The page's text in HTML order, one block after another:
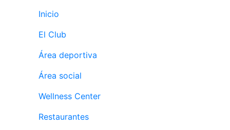
Activitats
Salidas
culturales
Talks
Calendario de
Inicio
El Club
Área deportiva
Área social
Wellness Center
Restaurantes